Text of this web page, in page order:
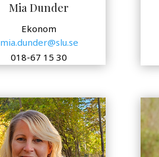
Mia Dunder
Ekonom
mia.dunder@slu.se
018-67 15 30